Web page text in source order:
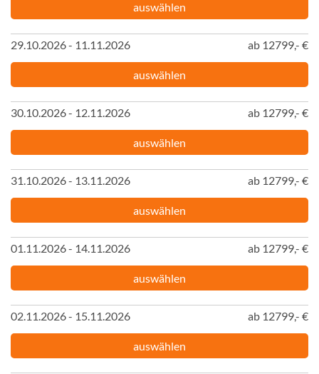
auswählen
29.10.2026 - 11.11.2026 ab 12799,- €
auswählen
30.10.2026 - 12.11.2026 ab 12799,- €
auswählen
31.10.2026 - 13.11.2026 ab 12799,- €
auswählen
01.11.2026 - 14.11.2026 ab 12799,- €
auswählen
02.11.2026 - 15.11.2026 ab 12799,- €
auswählen